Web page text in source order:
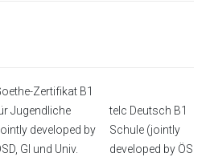
Zertifikat B1
Jugendliche
developed by
GI und Univ.
telc Deutsch B1
Schule (jointly
developed by ÖSD,